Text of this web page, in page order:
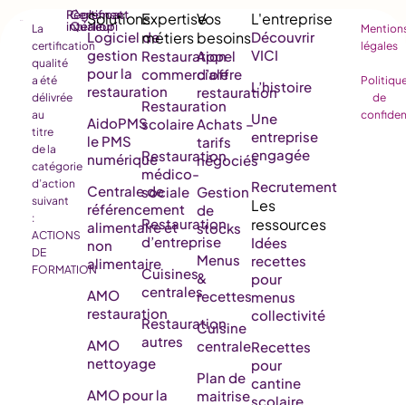
La
certification
qualité
a été
délivrée
au
titre
de la
catégorie
d’action
suivant
:
ACTIONS
DE
FORMATION
Règlement
intérieur
Certificat
Qualiopi
Logiciel de
gestion
pour la
restauration
AidoPMS
le PMS
numérique
Centrale de
référencement
alimentaire et
non
alimentaire
AMO
restauration
AMO
nettoyage
AMO pour la
Restauration
commerciale
Restauration
scolaire
Restauration
médico-
sociale
Restauration
d’entreprise
Cuisines
centrales
Restauration
autres
Appel
d’offre
restauration
Achats –
tarifs
négociés
Gestion
de
stocks
Menus
&
recettes
Cuisine
centrale
Plan de
maitrise
Découvrir
VICI
L’histoire
Une
entreprise
engagée
Recrutement
Idées
recettes
pour
menus
collectivité
Recettes
pour
cantine
scolaire
légales
de